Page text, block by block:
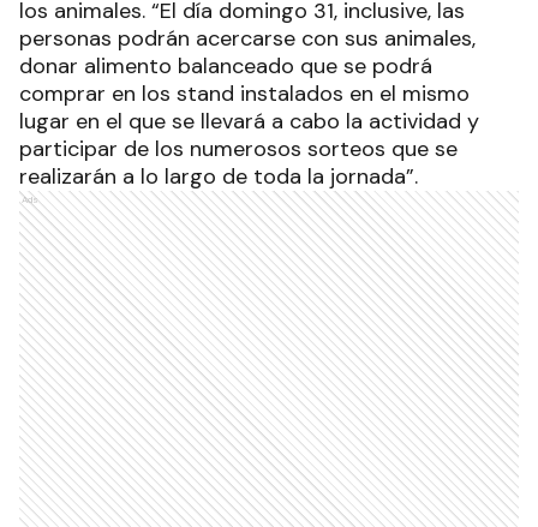
los animales. “El día domingo 31, inclusive, las
personas podrán acercarse con sus animales,
donar alimento balanceado que se podrá
comprar en los stand instalados en el mismo
lugar en el que se llevará a cabo la actividad y
participar de los numerosos sorteos que se
realizarán a lo largo de toda la jornada”.
Ads